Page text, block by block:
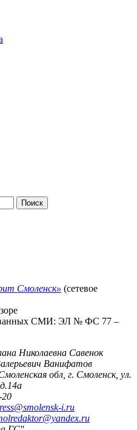
Смоленск» (сетевое
СМИ: ЭЛ № ФС 77 –
Николаевна Савенок
Ванифатов
обл, г. Смоленск, ул.
i.ru